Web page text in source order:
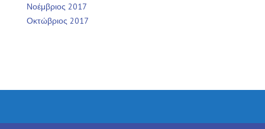
Νοέμβριος 2017
Οκτώβριος 2017